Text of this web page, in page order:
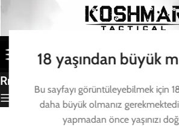
18 yaşından büyük
Bu sayfayı görüntüleyebilmek için
daha büyük olmanız
yapmadan önce yaşınızı
Rmr